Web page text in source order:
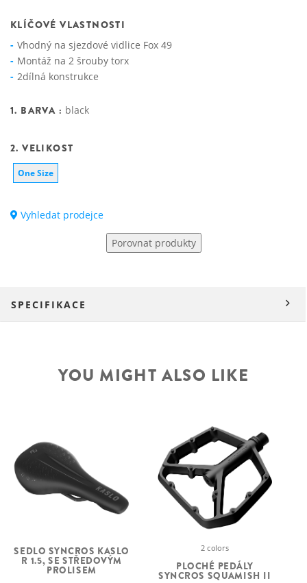
KLÍČOVÉ VLASTNOSTI
Vhodný na sjezdové vidlice Fox 49
Montáž na 2 šrouby torx
2dílná konstrukce
1. BARVA : black
2. VELIKOST
One Size
Vyhledat prodejce
Porovnat produkty
SPECIFIKACE
YOU MIGHT ALSO LIKE
SEDLO SYNCROS KASLO
R 1.5, SE STŘEDOVÝM
PROLISEM
2 colors
PLOCHÉ PEDÁLY
SYNCROS SQUAMISH II